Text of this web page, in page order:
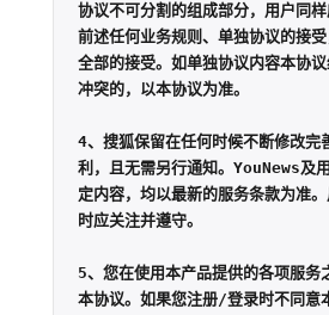
协议不可分割的组成部分，用户同
前述任何业务规则、单独协议的接
全部的接受。如单独协议内容本协
冲突的，以本协议为准。
4、搜狐保留在任何时候不断修改完
利，且无需另行通知。YouNews及
定内容，均以最新的服务条款为准
时应关注并遵守。
5、您在使用本产品提供的各项服务
本协议。如果您注册/登录时不同意